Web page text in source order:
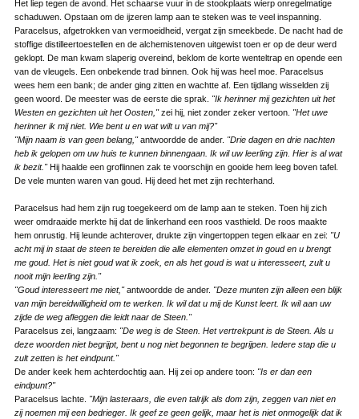
Het liep tegen de avond. Het schaarse vuur in de stookplaats wierp onregelmatige
schaduwen. Opstaan om de ijzeren lamp aan te steken was te veel inspanning.
Paracelsus, afgetrokken van vermoeidheid, vergat zijn smeekbede. De nacht had de
stoffige distilleertoestellen en de alchemistenoven uitgewist toen er op de deur werd
geklopt. De man kwam slaperig overeind, beklom de korte wenteltrap en opende een
van de vleugels. Een onbekende trad binnen. Ook hij was heel moe. Paracelsus
wees hem een bank; de ander ging zitten en wachtte af. Een tijdlang wisselden zij
geen woord. De meester was de eerste die sprak. "Ik herinner mij gezichten uit het
Westen en gezichten uit het Oosten,"zei hij, niet zonder zeker vertoon. "Het uwe
herinner ik mij niet. Wie bent u en wat wilt u van mij?"
"Mijn naam is van geen belang,"antwoordde de ander. "Drie dagen en drie nachten
heb ik gelopen om uw huis te kunnen binnengaan. Ik wil uw leerling zijn. Hier is al wat
ik bezit."Hij haalde een groflinnen zak te voorschijn en gooide hem leeg boven tafel.
De vele munten waren van goud. Hij deed het met zijn rechterhand.
Paracelsus had hem zijn rug toegekeerd om de lamp aan te steken. Toen hij zich
weer omdraaide merkte hij dat de linkerhand een roos vasthield. De roos maakte
hem onrustig. Hij leunde achterover, drukte zijn vingertoppen tegen elkaar en zei: "U
acht mij in staat de steen te bereiden die alle elementen omzet in goud en u brengt
me goud. Het is niet goud wat ik zoek, en als het goud is wat u interesseert, zult u
nooit mijn leerling zijn."
"Goud interesseert me niet,"antwoordde de ander. "Deze munten zijn alleen een blijk
van mijn bereidwilligheid om te werken. Ik wil dat u mij de Kunst leert. Ik wil aan uw
zijde de weg afleggen die leidt naar de Steen."
Paracelsus zei, langzaam: "De weg is de Steen. Het vertrekpunt is de Steen. Als u
deze woorden niet begrijpt, bent u nog niet begonnen te begrijpen. Iedere stap die u
zult zetten is het eindpunt."
De ander keek hem achterdochtig aan. Hij zei op andere toon: "Is er dan een
eindpunt?"
Paracelsus lachte. "Mijn lasteraars, die even talrijk als dom zijn, zeggen van niet en
zij noemen mij een bedrieger. Ik geef ze geen gelijk, maar het is niet onmogelijk dat ik